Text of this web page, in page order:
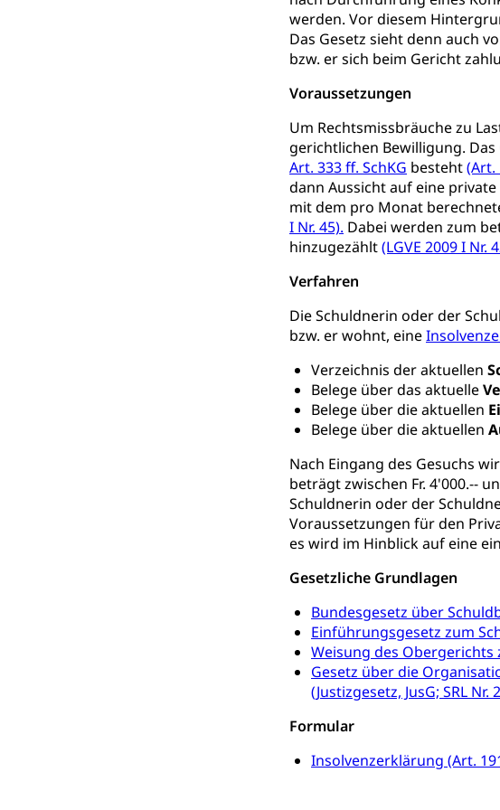
werden. Vor diesem
Das Gesetz sieht denn auch
bzw. er sich beim Gericht
Voraussetzungen
Um Rechtsmissbräuche zu
gerichtlichen Bewilligung.
Art. 333 ff. SchKG besteht(Art.
dann Aussicht auf eine
mit dem pro Monat
I Nr. 45). Dabei werden zum
hinzugezählt(LGVE 2009 I Nr.
Verfahren
Die Schuldnerin oder der
bzw. er wohnt, eine
Verzeichnis der aktuellen
Belege über das aktuelle
Belege über die aktuellen
Belege über die aktuellen
Nach Eingang des Gesuchs
beträgt zwischen Fr. 4'000.--
Schuldnerin oder der
Voraussetzungen für den
es wird im Hinblick auf eine
Gesetzliche Grundlagen
Bundesgesetz über
Einführungsgesetz zum
Weisung des Obergerichts
Gesetz über die
(Justizgesetz, JusG; SRL Nr.
Formular
Insolvenzerklärung (Art.
Kinderbetreuung
Frühe Förderung
Gesundheit und Soziales
Konsumentenschutz
Konsumentenrechte,
Erschöpfung, nationale
Lebensmittelkontrolle
Krankenversicherung
Unfallversicherung,
Krankenversicherung (WAS
Obligatorische
Lebensmittelsicherheit
sichere Lebensmittel,
Trinkwasser
Prävention
Gesundheitsvorsorge,
Sekundärprävention,
Darmkrebsvorsorge
Suchtprävention
Soziale Sicherheit
Sozialversicherungen,
Kranken- und
Soziales und Gesellschaft
Invalidenversicherung
Sucht und Drogen
Drogenabhängigkeit,
Drogensüchtige,
Fachstelle Sucht Region
Gesundheitsversorgung
Gesundheitsversorgung,
Gesundheitsversorgung
AHV / IV
Altersrente, Invalidenrente,
Hilflosenentschädigung,
Hilfslosenentschädigung
Informationsstelle AHV/IV
Behinderung
Körperbehinderung,